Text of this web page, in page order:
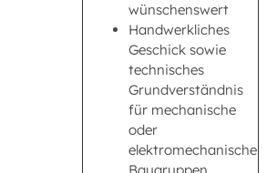
wünschenswert
Handwerkliches
Geschick sowie
technisches
Grundverständnis
für mechanische
oder
elektromechanische